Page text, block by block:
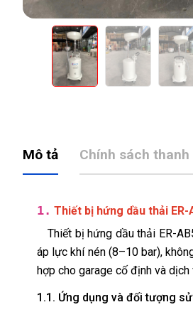
Mô tả Chính sách thanh
1. Thiết bị hứng dầu thải ER-
Thiết bị hứng dầu thải ER-
áp lực khí nén (8–10 bar),
hợp cho garage cố định và
1.1. Ứng dụng và đối tượng